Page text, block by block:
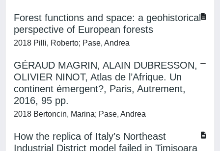
Forest functions and space: a geohistorical
perspective of European forests
2018 Pilli, Roberto; Pase, Andrea
GÉRAUD MAGRIN, ALAIN DUBRESSON,
OLIVIER NINOT, Atlas de l’Afrique. Un
continent émergent?, Paris, Autrement,
2016, 95 pp.
2018 Bertoncin, Marina; Pase, Andrea
How the replica of Italy’s Northeast
Industrial District model failed in Timisoara